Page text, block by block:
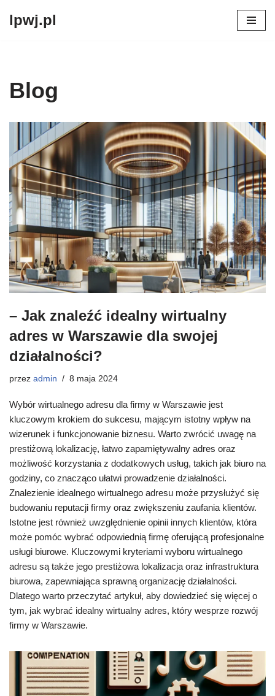
lpwj.pl
Blog
– Jak znaleźć idealny wirtualny
adres w Warszawie dla swojej
działalności?
przez admin 8 maja 2024
Wybór wirtualnego adresu dla firmy w Warszawie jest
kluczowym krokiem do sukcesu, mającym istotny wpływ na
wizerunek i funkcjonowanie biznesu. Warto zwrócić uwagę na
prestiżową lokalizację, łatwo zapamiętywalny adres oraz
możliwość korzystania z dodatkowych usług, takich jak biuro na
godziny, co znacząco ułatwi prowadzenie działalności.
Znalezienie idealnego wirtualnego adresu może przysłużyć się
budowaniu reputacji firmy oraz zwiększeniu zaufania klientów.
Istotne jest również uwzględnienie opinii innych klientów, która
może pomóc wybrać odpowiednią firmę oferującą profesjonalne
usługi biurowe. Kluczowymi kryteriami wyboru wirtualnego
adresu są także jego prestiżowa lokalizacja oraz infrastruktura
biurowa, zapewniająca sprawną organizację działalności.
Dlatego warto przeczytać artykuł, aby dowiedzieć się więcej o
tym, jak wybrać idealny wirtualny adres, który wesprze rozwój
firmy w Warszawie.